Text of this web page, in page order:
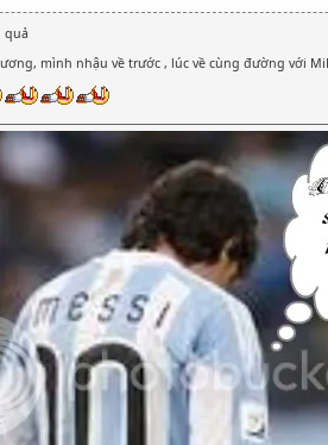
quả
mình nhậu về trước , lúc về cùng đường với